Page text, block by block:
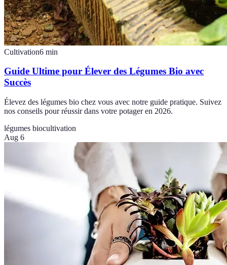
Cultivation6 min
Guide Ultime pour Élever des Légumes Bio avec
Succès
Élevez des légumes bio chez vous avec notre guide pratique. Suivez
nos conseils pour réussir dans votre potager en 2026.
légumes biocultivation
Aug 6